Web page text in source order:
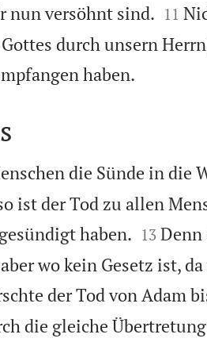
nun versöhnt sind.
11
durch unsern
haben.
die Sünde in die
ist der Tod zu allen
haben.
13 Denn
wo kein Gesetz ist,
der Tod von Adam
die gleiche